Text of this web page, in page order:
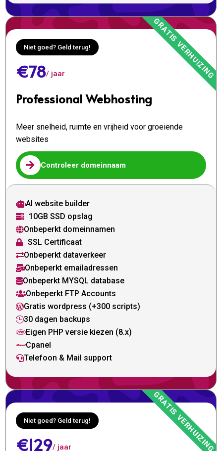
Niet goed? Geld terug!
€78/ jaar
Professional Webhosting
Meer snelheid, ruimte en vrijheid voor groeiende
websites
 Controleer domeinnaam
AI website builder
 10GB SSD opslag
Onbeperkt domeinnamen
 SSL Certificaat
Onbeperkt dataverkeer
Onbeperkt emailadressen
Onbeperkt MYSQL database
Onbeperkt FTP Accounts
Gratis wordpress (+300 scripts)
30 dagen backups
Eigen PHP versie kiezen (8.x)
Cpanel
Telefoon & Mail support
Niet goed? Geld terug!
€129/ jaar